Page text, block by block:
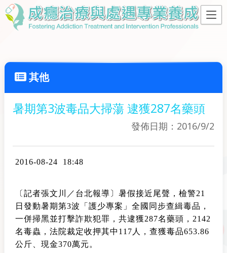
其他
暑期第3波毒品大掃蕩 逮獲287名藥頭
發佈日期：2016/9/2
2016-08-24 18:48
〔記者張文川／台北報導〕暑假接近尾聲，檢警21
日發動暑期第3波「護少專案」全國同步查緝毒品，
一併掃黑並打擊詐欺犯罪，共逮獲287名藥頭，2142
名毒蟲，法院裁定收押其中117人，查獲毒品653.86
公斤、現金370萬元。